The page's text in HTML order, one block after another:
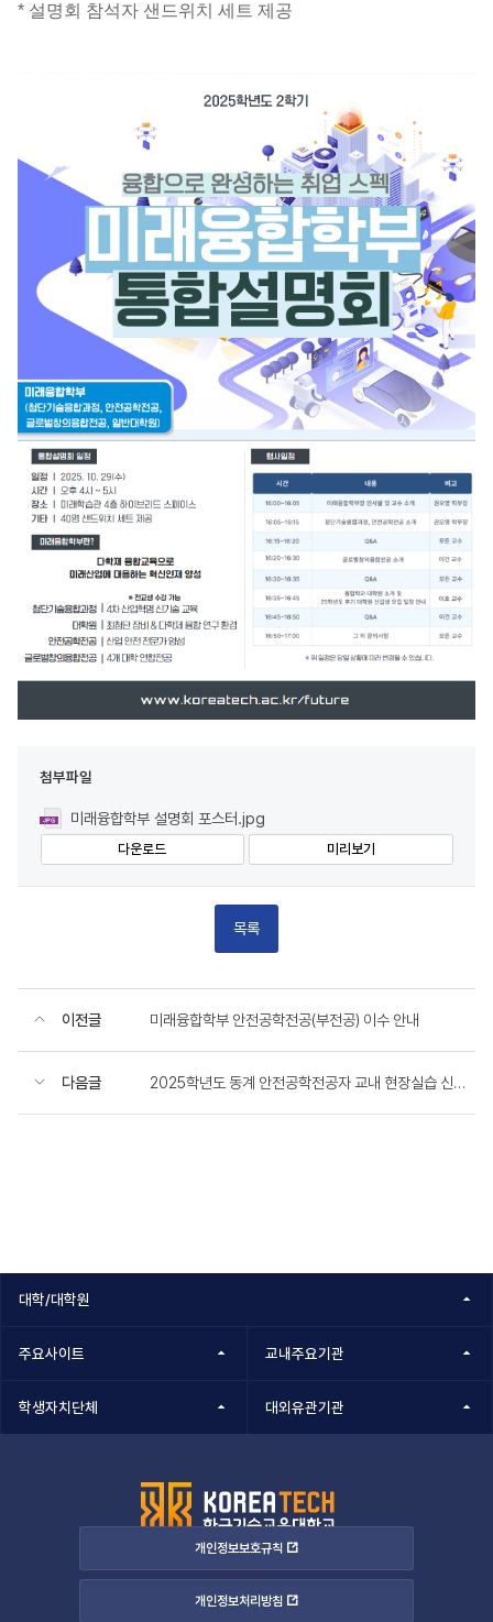
* 설명회 참석자 샌드위치 세트 제공
첨부파일
미래융합학부 설명회 포스터.jpg
다운로드 미리보기
목록
이전글 미래융합학부 안전공학전공(부전공) 이수 안내
다음글 2025학년도 동계 안전공학전공자 교내 현장실습 신청자 모집 안내
대학/대학원
주요사이트 교내주요기관
학생자치단체 대외유관기관
개인정보보호규칙
개인정보처리방침